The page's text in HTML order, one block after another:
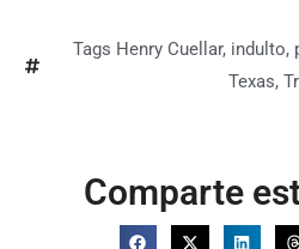
Tags Henry Cuellar, indulto,
Texas,
Comparte